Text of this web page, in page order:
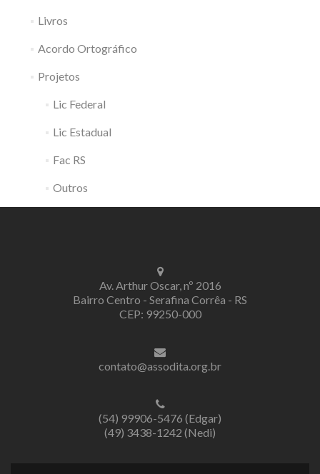
Livros
Acordo Ortográfico
Projetos
Lic Federal
Lic Estadual
Fac RS
Outros
Av. Arthur Oscar, nº 2016
Bairro Centro - Serafina Corrêa - RS
CEP: 99250-000
contato@assodita.org.br
(54) 99906-5476 (Edgar)
(49) 3438-1242 (Nedi)